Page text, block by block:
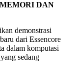
DAN
demonstrasi
dari Essencore
dalam komputasi
sedang